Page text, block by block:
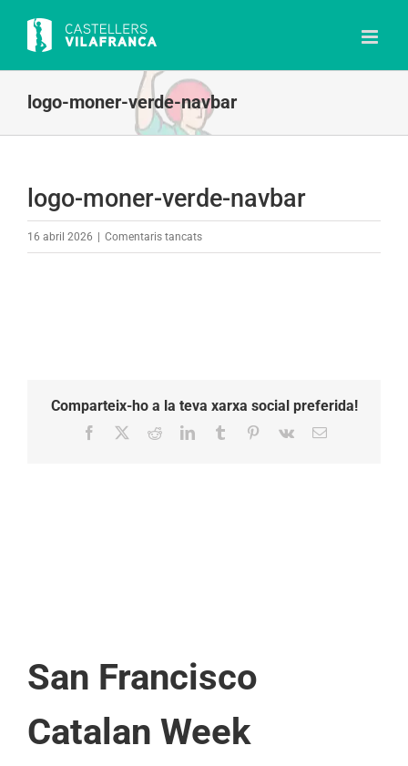
content
logo-moner-verde-navbar
logo-moner-verde-navbar
16 abril 2026 Comentaris tancatsa
Comparteix-ho a la teva xarxa social preferida!
Facebook RedditLinkedInTumblr Pinterest
Vk Email:
San Francisco
Catalan Week